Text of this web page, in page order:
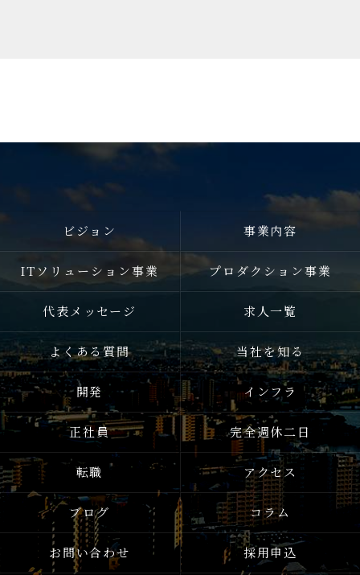
ビジョン 事業内容
ITソリューション事業 プロダクション事業
代表メッセージ 求人一覧
よくある質問 当社を知る
開発 インフラ
正社員 完全週休二日
転職 アクセス
ブログ コラム
お問い合わせ 採用申込